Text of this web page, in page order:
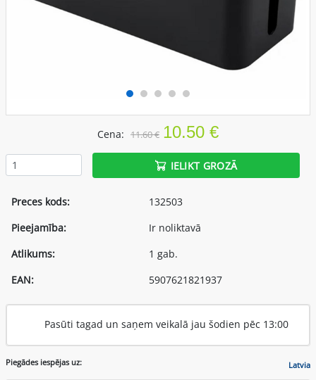
Cena: 11.60 € 10.50 €
IELIKT GROZĀ
Preces kods:
132503
Pieejamība:
Ir noliktavā
Atlikums:
1 gab.
EAN:
5907621821937
Pasūti tagad un saņem veikalā jau šodien pēc 13:00
Piegādes iespējas uz: Latvia